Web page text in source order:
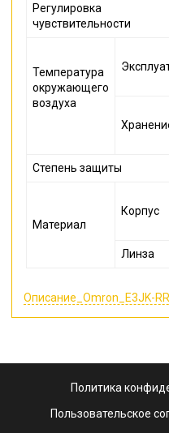
Регулировка
чувствительности
Температура
окружающего
воздуха
Степень защиты
Материал
Корпус
Линза
Описание_Omron_E3JK-
Политика
Пользовательское